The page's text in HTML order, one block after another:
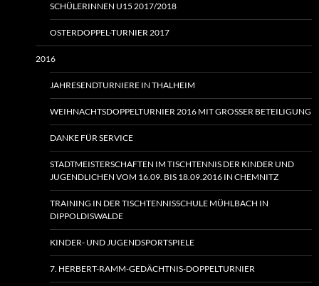
SCHÜLERINNEN U15 2017/2018
OSTERDOPPEL-TURNIER 2017
2016
JAHRESENDTURNIERE IN THALHEIM
WEIHNACHTSDOPPELTURNIER 2016 MIT GROSSER BETEILIGUNG
DANKE FÜR SERVICE
STADTMEISTERSCHAFTEN IM TISCHTENNIS DER KINDER UND
JUGENDLICHEN VOM 16.09. BIS 18.09.2016 IN CHEMNITZ
TRAINING IN DER TISCHTENNISSCHULE MÜHLBACH IN
DIPPOLDISWALDE
KINDER- UND JUGENDSPORTSPIELE
7. HERBERT-RAMM-GEDÄCHTNIS-DOPPELTURNIER